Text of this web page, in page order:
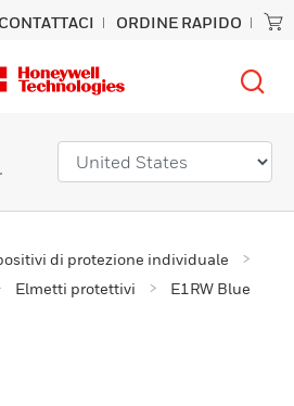
CONTATTACI ORDINE RAPIDO
di protezione individuale
Elmetti protettivi
E1RW Blue